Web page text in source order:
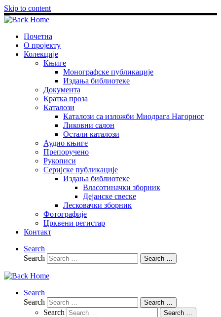
Skip to content
Почетна
О пројекту
Колекције
Књиге
Монографске публикације
Издања библиотеке
Документа
Кратка проза
Каталози
Каталози са изложби Миодрага Нагорног
Ликовни салон
Остали каталози
Аудио књиге
Препоручено
Рукописи
Серијске публикације
Издања библиотеке
Власотиначки зборник
Дејанске свеске
Лесковачки зборник
Фотографије
Црквени регистар
Контакт
Search
Search
Search …
Search
Search
Search …
Search Search …